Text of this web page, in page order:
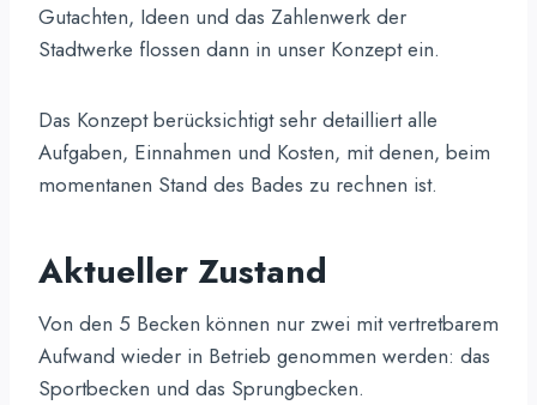
Gutachten, Ideen und das Zahlenwerk der
Stadtwerke flossen dann in unser Konzept ein.
Das Konzept berücksichtigt sehr detailliert alle
Aufgaben, Einnahmen und Kosten, mit denen, beim
momentanen Stand des Bades zu rechnen ist.
Aktueller Zustand
Von den 5 Becken können nur zwei mit vertretbarem
Aufwand wieder in Betrieb genommen werden: das
Sportbecken und das Sprungbecken.